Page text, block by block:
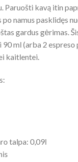
Paruošti kavą itin
namus pasklidęs
gardus gėrimas.
ml (arba 2 espreso
kaitlentei.
talpa: 0,09l